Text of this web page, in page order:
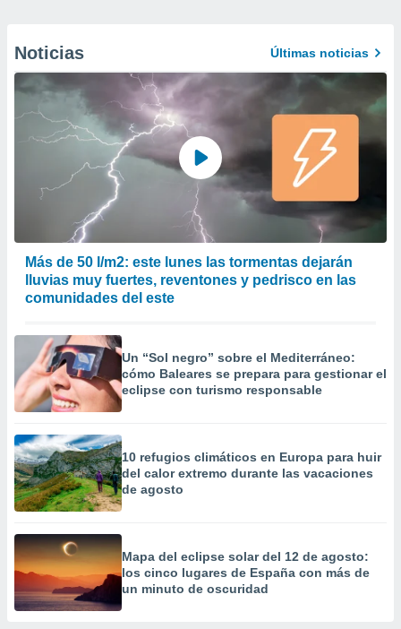
Noticias Últimas noticias
Más de 50 l/m2: este lunes las tormentas dejarán
lluvias muy fuertes, reventones y pedrisco en las
comunidades del este
Un “Sol negro” sobre el Mediterráneo:
cómo Baleares se prepara para gestionar el
eclipse con turismo responsable
10 refugios climáticos en Europa para huir
del calor extremo durante las vacaciones
de agosto
Mapa del eclipse solar del 12 de agosto:
los cinco lugares de España con más de
un minuto de oscuridad